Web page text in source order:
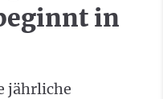
in
jährliche